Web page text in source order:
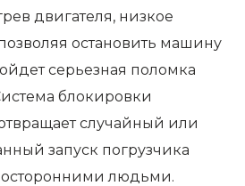
двигателя, низкое
остановить машину
серьезная поломка
блокировки
случайный или
запуск погрузчика
людьми.